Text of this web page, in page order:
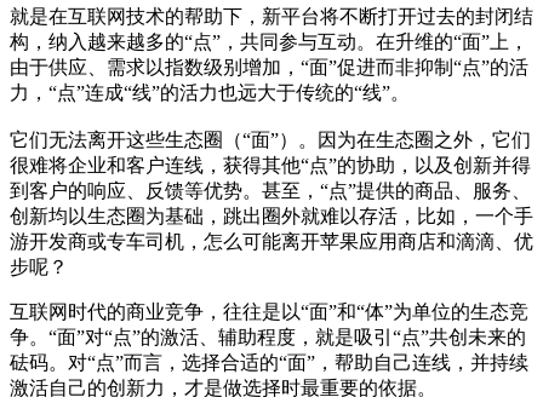
就是在互联网技术的帮助下，新平台将不断打开过去的封闭结
构，纳入越来越多的“点”，共同参与互动。在升维的“面”上，
由于供应、需求以指数级别增加，“面”促进而非抑制“点”的活
力，“点”连成“线”的活力也远大于传统的“线”。
它们无法离开这些生态圈（“面”）。因为在生态圈之外，它们
很难将企业和客户连线，获得其他“点”的协助，以及创新并得
到客户的响应、反馈等优势。甚至，“点”提供的商品、服务、
创新均以生态圈为基础，跳出圈外就难以存活，比如，一个手
游开发商或专车司机，怎么可能离开苹果应用商店和滴滴、优
步呢？
互联网时代的商业竞争，往往是以“面”和“体”为单位的生态竞
争。“面”对“点”的激活、辅助程度，就是吸引“点”共创未来的
砝码。对“点”而言，选择合适的“面”，帮助自己连线，并持续
激活自己的创新力，才是做选择时最重要的依据。